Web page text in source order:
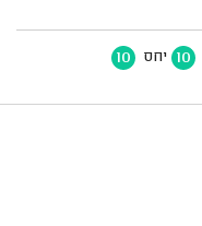
10 יחס 10